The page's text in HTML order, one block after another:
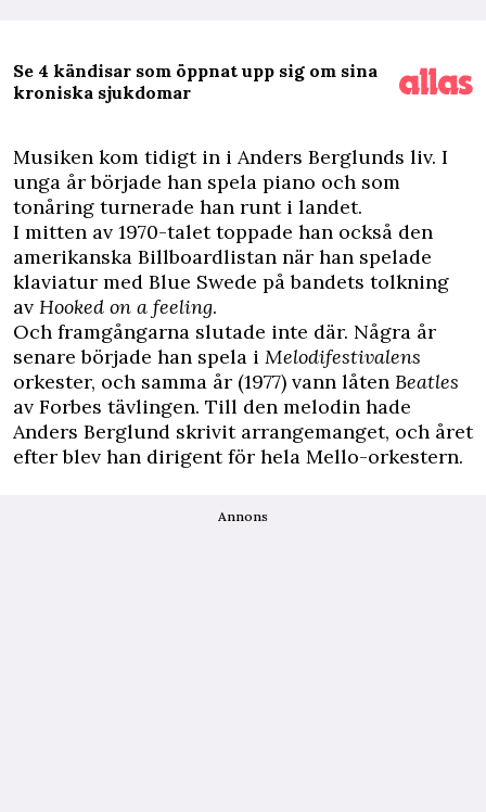
Se 4 kändisar som öppnat upp sig om sina
kroniska sjukdomar
Musiken kom tidigt in i Anders Berglunds liv. I
unga år började han spela piano och som
tonåring turnerade han runt i landet.
I mitten av 1970-talet toppade han också den
amerikanska Billboardlistan när han spelade
klaviatur med Blue Swede på bandets tolkning
av Hooked on a feeling.
Och framgångarna slutade inte där. Några år
senare började han spela i Melodifestivalens
orkester, och samma år (1977) vann låten Beatles
av Forbes tävlingen. Till den melodin hade
Anders Berglund skrivit arrangemanget, och året
efter blev han dirigent för hela Mello-orkestern.
Annons